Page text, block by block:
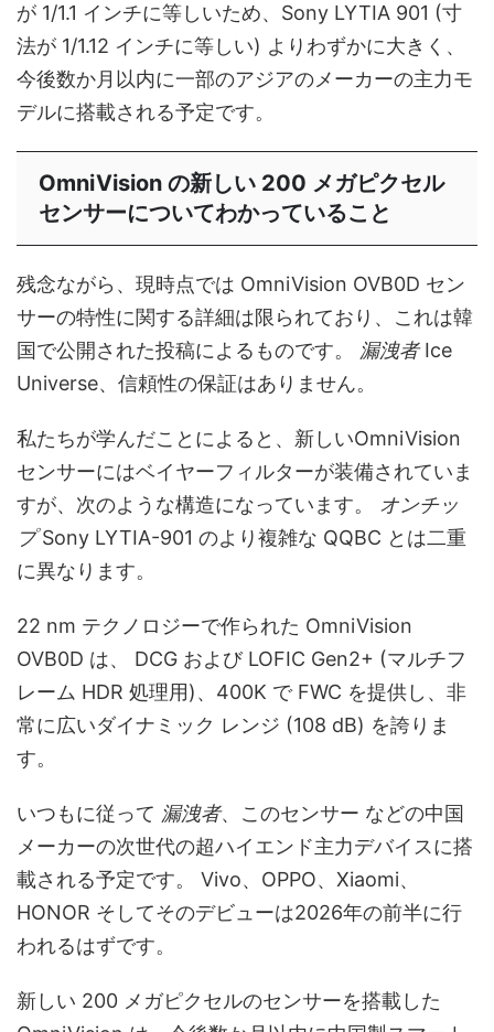
が 1/1.1 インチに等しいため、Sony LYTIA 901 (寸
法が 1/1.12 インチに等しい) よりわずかに大きく、
今後数か月以内に一部のアジアのメーカーの主力モ
デルに搭載される予定です。
OmniVision の新しい 200 メガピクセル
センサーについてわかっていること
残念ながら、現時点では OmniVision OVB0D セン
サーの特性に関する詳細は限られており、これは韓
国で公開された投稿によるものです。 漏洩者Ice
Universe、信頼性の保証はありません。
私たちが学んだことによると、新しいOmniVision
センサーにはベイヤーフィルターが装備されていま
すが、次のような構造になっています。 オンチッ
プSony LYTIA-901 のより複雑な QQBC とは二重
に異なります。
22 nm テクノロジーで作られた OmniVision
OVB0D は、 DCG および LOFIC Gen2+ (マルチフ
レーム HDR 処理用)、400K で FWC を提供し、非
常に広いダイナミック レンジ (108 dB) を誇りま
す。
いつもに従って 漏洩者、このセンサー などの中国
メーカーの次世代の超ハイエンド主力デバイスに搭
載される予定です。 Vivo、OPPO、Xiaomi、
HONOR そしてそのデビューは2026年の前半に行
われるはずです。
新しい 200 メガピクセルのセンサーを搭載した